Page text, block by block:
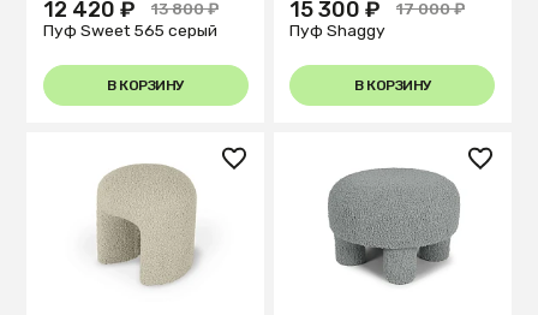
12 420 ₽
13 800 ₽
Пуф Sweet 565 серый
В КОРЗИНУ
15 300 ₽
17 000 ₽
Пуф Shaggy
В КОРЗИНУ